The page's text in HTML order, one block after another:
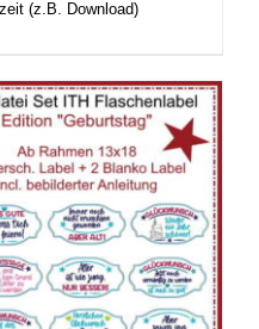
(z.B. Download)